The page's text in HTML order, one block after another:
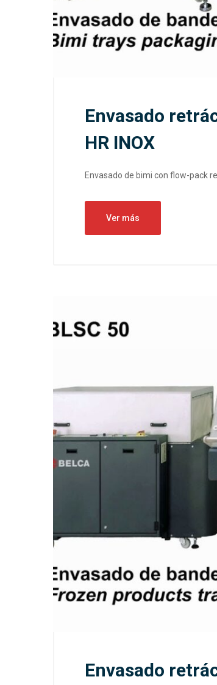
Envasado
HR INOX
Envasado de bimi con flow-pack
Ver más
Envasado